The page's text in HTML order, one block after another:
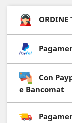
ORDINE
Con
e Bancomat